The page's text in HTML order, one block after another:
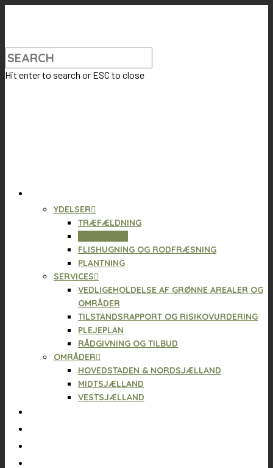
Hit enter to search or ESC to close
YDELSER
TRÆFÆLDNING
FLISHUGNING OG RODFRÆSNING
PLANTNING
SERVICES
VEDLIGEHOLDELSE AF GRØNNE AREALER OG
OMRÅDER
TILSTANDSRAPPORT OG RISIKOVURDERING
PLEJEPLAN
RÅDGIVNING OG TILBUD
OMRÅDER
HOVEDSTADEN & NORDSJÆLLAND
MIDTSJÆLLAND
VESTSJÆLLAND